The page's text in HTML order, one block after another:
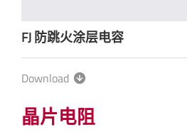
FJ 防跳火涂层电容
Download
晶片电阻